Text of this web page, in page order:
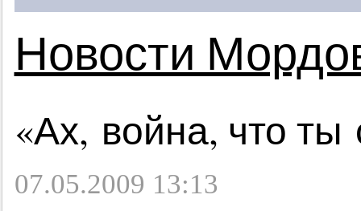
Новости
«Ах, война, что
07.05.2009 13:13